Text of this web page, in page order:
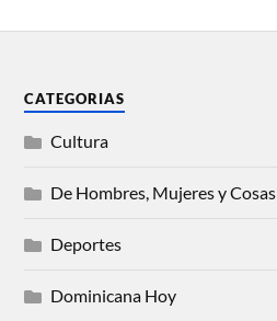
CATEGORIAS
Cultura
De Hombres, Mujeres y Cosas
Deportes
Dominicana Hoy